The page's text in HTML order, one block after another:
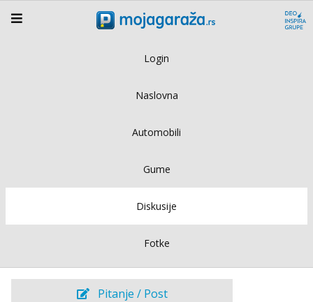
Login
Naslovna
Automobili
Gume
Diskusije
Fotke
Pitanje / Post